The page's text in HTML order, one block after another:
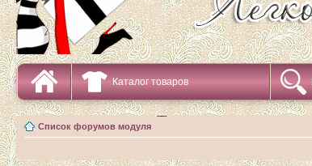
Каталог товаров
Список форумов модуля